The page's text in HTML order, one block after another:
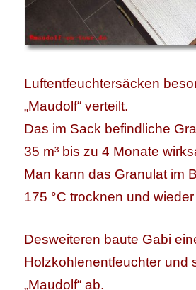
Luftentfeuchtersäcken
„Maudolf“ verteilt.
Das im Sack befindliche
35 m³ bis zu 4 Monate
Man kann das Granulat im
175 °C trocknen und
Desweiteren baute Gabi
Holzkohlenentfeuchter und
„Maudolf“ ab.